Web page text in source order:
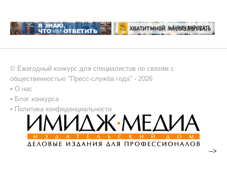
© Ежегодный конкурс для специалистов по связям с
общественностью "Пресс-служба года" - 2026
• О нас
• Блог конкурса
• Политика конфиденциальности
-->